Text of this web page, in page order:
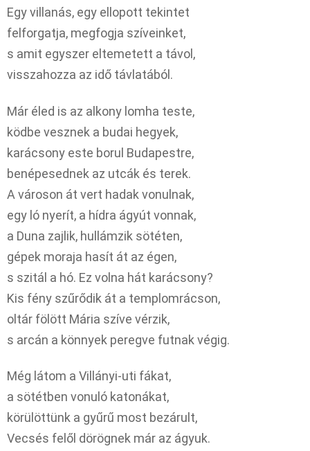
Egy villanás, egy ellopott tekintet
felforgatja, megfogja szíveinket,
s amit egyszer eltemetett a távol,
visszahozza az idő távlatából.
Már éled is az alkony lomha teste,
ködbe vesznek a budai hegyek,
karácsony este borul Budapestre,
benépesednek az utcák és terek.
A városon át vert hadak vonulnak,
egy ló nyerít, a hídra ágyút vonnak,
a Duna zajlik, hullámzik sötéten,
gépek moraja hasít át az égen,
s szitál a hó. Ez volna hát karácsony?
Kis fény szűrődik át a templomrácson,
oltár fölött Mária szíve vérzik,
s arcán a könnyek peregve futnak végig.
Még látom a Villányi-uti fákat,
a sötétben vonuló katonákat,
körülöttünk a gyűrű most bezárult,
Vecsés felől dörögnek már az ágyuk.